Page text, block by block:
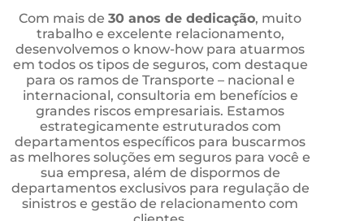
Com mais de30 anos de dedicação, muito
trabalho e excelente relacionamento,
desenvolvemos o know-how para atuarmos
em todos os tipos de seguros, com destaque
para os ramos de Transporte – nacional e
internacional, consultoria em benefícios e
grandes riscos empresariais. Estamos
estrategicamente estruturados com
departamentos específicos para buscarmos
as melhores soluções em seguros para você e
sua empresa, além de dispormos de
departamentos exclusivos para regulação de
sinistros e gestão de relacionamento com